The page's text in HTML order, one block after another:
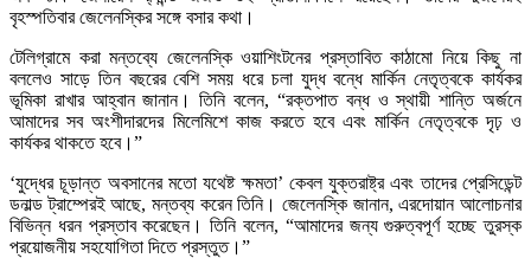
বৃহস্পতিবার জেলেনস্কির সঙ্গে বসার কথা।
টেলিগ্রামে করা মন্তব্যে জেলেনস্কি ওয়াশিংটনের প্রস্তাবিত কাঠামো নিয়ে কিছু না
বললেও সাড়ে তিন বছরের বেশি সময় ধরে চলা যুদ্ধ বন্ধে মার্কিন নেতৃত্বকে কার্যকর
ভূমিকা রাখার আহ্বান জানান। তিনি বলেন, “রক্তপাত বন্ধ ও স্থায়ী শান্তি অর্জনে
আমাদের সব অংশীদারদের মিলেমিশে কাজ করতে হবে এবং মার্কিন নেতৃত্বকে দৃঢ় ও
কার্যকর থাকতে হবে।”
‘যুদ্ধের চূড়ান্ত অবসানের মতো যথেষ্ট ক্ষমতা’ কেবল যুক্তরাষ্ট্র এবং তাদের প্রেসিডেন্ট
ডনাল্ড ট্রাম্পেরই আছে, মন্তব্য করেন তিনি। জেলেনস্কি জানান, এরদোয়ান আলোচনার
বিভিন্ন ধরন প্রস্তাব করেছেন। তিনি বলেন, “আমাদের জন্য গুরুত্বপূর্ণ হচ্ছে তুরস্ক
প্রয়োজনীয় সহযোগিতা দিতে প্রস্তুত।”